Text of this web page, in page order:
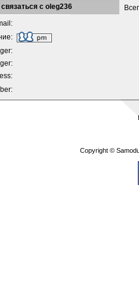
связаться с oleg236
Copyright ©